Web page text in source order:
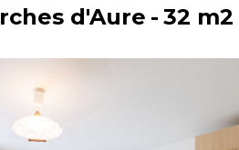
d'Aure 32 m2